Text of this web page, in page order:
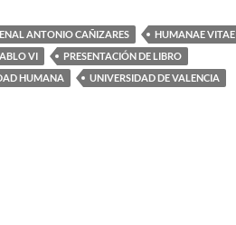
ANTONIO CAÑIZARES
HUMANAE VITAE
VI
PRESENTACIÓN DE LIBRO
HUMANA
UNIVERSIDAD DE VALENCIA